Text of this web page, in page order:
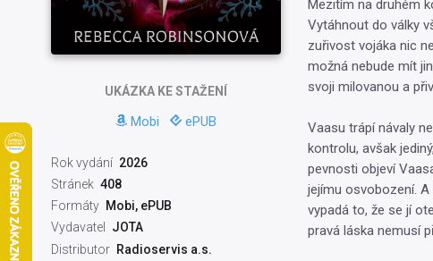
UKÁZKAKE STAŽENÍ
Mobi ePUB
Rok vydání 2026
Stránek 408
Formáty Mobi, ePUB
Vydavatel
JOTA
Distributor Radioservis a.s.
Mezitím na druhém
Vytáhnout do války
zuřivost vojáka nic
možná nebude mít
svoji milovanou a
Vaasu trápí návaly
kontrolu, avšak
pevnosti objeví
jejímu osvobození.
vypadá to, že se jí
pravá láska nemusí